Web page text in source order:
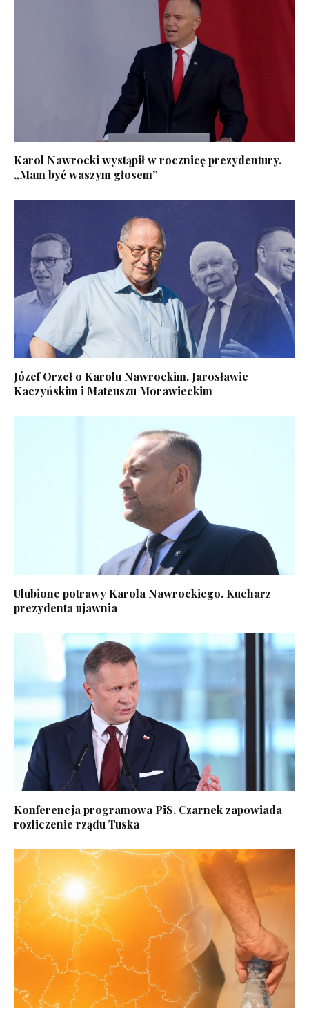
Karol Nawrocki wystąpił w rocznicę prezydentury.
„Mam być waszym głosem”
Józef Orzeł o Karolu Nawrockim, Jarosławie
Kaczyńskim i Mateuszu Morawieckim
Ulubione potrawy Karola Nawrockiego. Kucharz
prezydenta ujawnia
Konferencja programowa PiS. Czarnek zapowiada
rozliczenie rządu Tuska